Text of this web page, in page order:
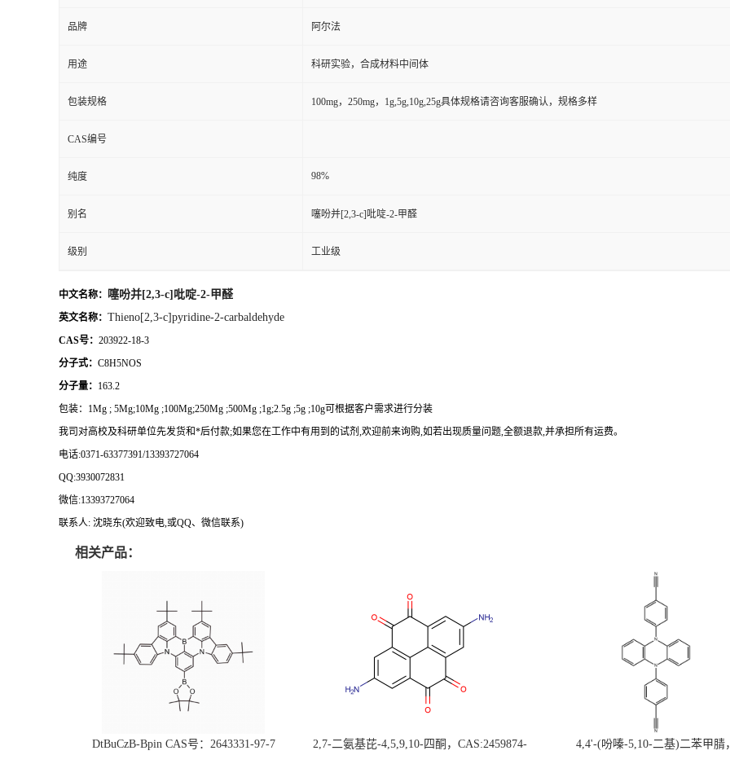
品牌 阿尔法
用途 科研实验，合成材料中间体
包装规格 100mg，250mg，1g,5g,10g,25g具体规格请咨询客服确认，规格多样
CAS编号
纯度 98%
别名 噻吩并[2,3-c]吡啶-2-甲醛
级别 工业级
中文名称： 噻吩并[2,3-c]吡啶-2-甲醛
英文名称： Thieno[2,3-c]pyridine-2-carbaldehyde
CAS号： 203922-18-3
分子式： C8H5NOS
分子量： 163.2
包装： 1Mg ; 5Mg;10Mg ;100Mg;250Mg ;500Mg ;1g;2.5g ;5g ;10g可根据客户需求进行分装
我司对高校及科研单位先发货和*后付款;如果您在工作中有用到的试剂 ,欢迎前来询购,如若出现质量问题,全额退款,并承担所有运费。
电话:0371-63377391/13393727064
QQ:3930072831
微信:13393727064
联系人: 沈晓东(欢迎致电,或QQ、微信联系)
相关产品：
DtBuCzB-Bpin CAS号：2643331-97-7
2,7-二氨基芘-4,5,9,10-四酮，CAS:2459874-
4,4'-(吩嗪-5,10-二基)二苯甲腈